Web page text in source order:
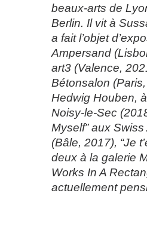
beaux-arts de
Berlin. Il vit à
a fait l’objet
Ampersand
art3 (Valence,
Bétonsalon
Hedwig Houben,
Noisy-le-Sec
Myself” aux
(Bâle, 2017), “Je
deux à la galerie
Works In A
actuellement